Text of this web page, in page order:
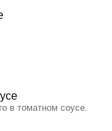
в томатном соусе.